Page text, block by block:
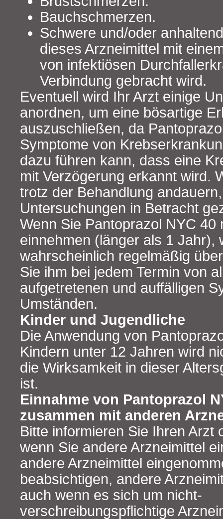
Bauchschmerzen.
Schwere und/oder
dieses Arzneimittel mit
von infektiösen
Verbindung gebracht wird.
Eventuell wird Ihr Arzt einige
anordnen, um eine bösartige
auszuschließen, da
Symptome von
dazu führen kann, dass eine
mit Verzögerung erkannt wird.
trotz der Behandlung
Untersuchungen in Betracht
Wenn Sie Pantoprazol NYC 40
einnehmen (länger als 1 Jahr),
wahrscheinlich regelmäßig
Sie ihm bei jedem Termin von
aufgetretenen und auffälligen
Umständen.
Kinder und Jugendliche
Die Anwendung von
Kindern unter 12 Jahren wird
die Wirksamkeit in dieser
ist.
Einnahme von Pantoprazol
zusammen mit anderen
Bitte informieren Sie Ihren Arzt
wenn Sie andere Arzneimittel
andere Arzneimittel
beabsichtigen, andere
auch wenn es sich um nicht-
verschreibungspflichtige